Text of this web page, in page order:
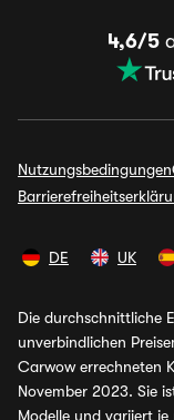
4,6/5
Nutzungsbedingungen
DE UK
Die durchschnittliche
unverbindlichen
Carwow errechneten
November 2023. Sie
Modelle und variiert je